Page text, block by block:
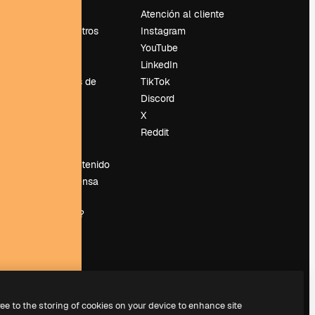
Sobre nosotros
Tendencias de
Vender contenido
Sala de prensa
magnific.ai?
Atención al cliente
Instagram
YouTube
LinkedIn
TikTok
Discord
X
Reddit
to the storing of cookies on your device to enhance site